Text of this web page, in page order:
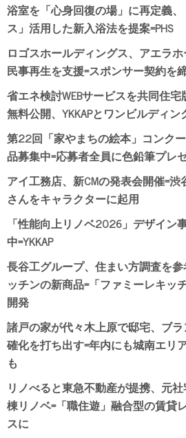
浴室を「心身回復の場」に再定義
ス」活用した新入浴法を提案=PHS
ロゴスホールディングス、アエラ
民事再生を支援=スポンサー契約を
省エネ検討WEBサービスを共同住宅
無料公開、YKKAPとワンビルディン
第22回「家やまちの絵本」コンク
品募集中=応募者全員に色鉛筆プレ
アイ工務店、新CMの発表会開催=渋
さんをキャラクターに起用
「性能向上リノベ2026」デザイン
中=YKKAP
長谷工グループ、住まい方調査を
ッチンの新商品=「ファミーレキッ
開発
諸戸の家が代々木上原で邸宅、ブ
確化を打ち出す=年内にも城南エリ
も
リノべると東急不動産が提携、元
棟リノベ=「職住遊」融合型の賃貸
スに